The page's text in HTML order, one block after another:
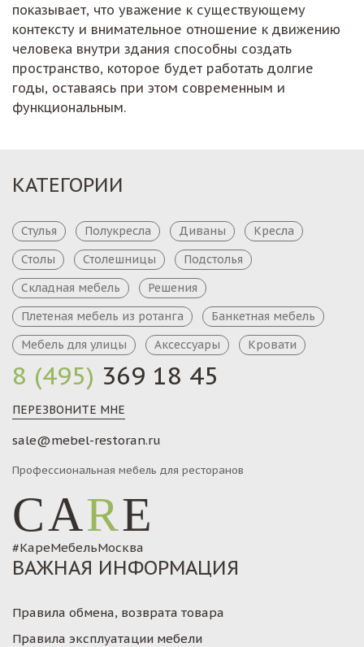
показывает, что уважение к существующему
контексту и внимательное отношение к движению
человека внутри здания способны создать
пространство, которое будет работать долгие
годы, оставаясь при этом современным и
функциональным.
8 (495) 369 18 45
ПЕРЕЗВОНИТЕ МНЕ
sale@mebel-restoran.ru
Профессиональная мебель для ресторанов
CARE
#КареМебельМосква
КАТЕГОРИИ
Стулья Полукресла Диваны
Кресла
Столы
Столешницы
Подстолья
Складная мебель
Решения
Плетеная мебель из ротанга
Банкетная мебель
Мебель для улицы
Аксессуары Кровати
ВАЖНАЯ ИНФОРМАЦИЯ
Правила обмена, возврата товара
Правила эксплуатации мебели